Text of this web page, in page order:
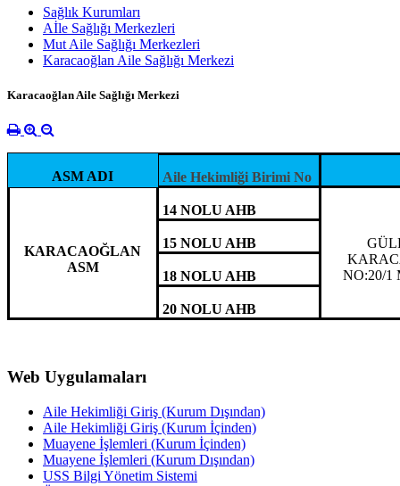
Sağlık Kurumları
Aİle Sağlığı Merkezleri
Mut Aile Sağlığı Merkezleri
Karacaoğlan Aile Sağlığı Merkezi
Karacaoğlan Aile Sağlığı Merkezi
ASM ADI Aile Hekimliği Birimi No
KARACAOĞLAN
ASM
14 NOLU AHB
NO:20/1
15 NOLU AHB
18 NOLU AHB
20 NOLU AHB
Web Uygulamaları
Aile Hekimliği Giriş (Kurum Dışından)
Aile Hekimliği Giriş (Kurum İçinden)
Muayene İşlemleri (Kurum İçinden)
Muayene İşlemleri (Kurum Dışından)
USS Bilgi Yönetim Sistemi